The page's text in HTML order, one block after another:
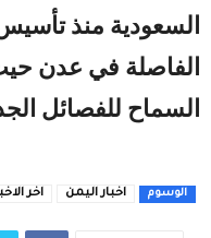
السعودية منذ
الفاصلة في عدن
السماح للفصائل
الوسوم اخبار اليمن اخر